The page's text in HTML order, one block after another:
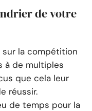
de votre
la compétition
à de multiples
que cela leur
réussir.
de temps pour la